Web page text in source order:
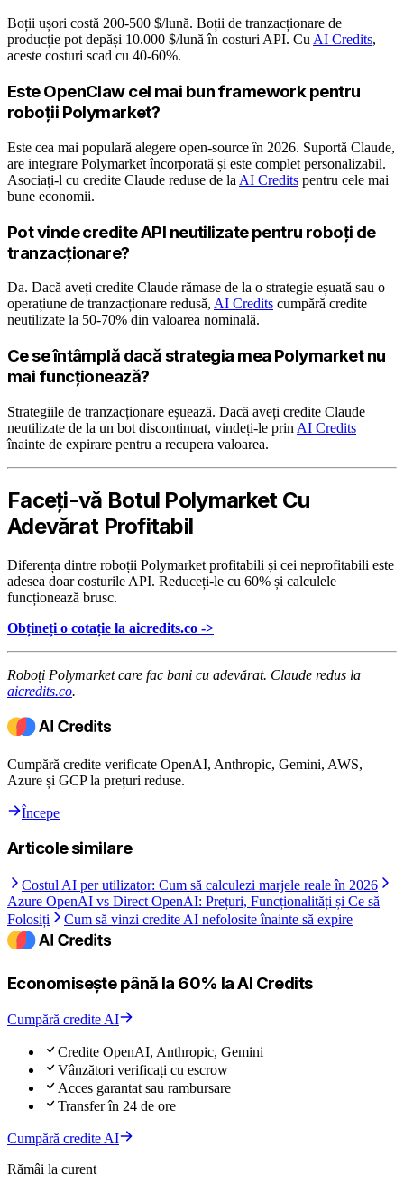
Boții ușori costă 200-500 $/lună. Boții de tranzacționare de
producție pot depăși 10.000 $/lună în costuri API. CuAI Credits,
aceste costuri scad cu 40-60%.
Este OpenClaw cel mai bun framework pentru
roboții Polymarket?
Este cea mai populară alegere open-source în 2026. Suportă Claude,
are integrare Polymarket încorporată și este complet personalizabil.
Asociați-l cu credite Claude reduse de la AI Credits pentru cele mai
bune economii.
Pot vinde credite API neutilizate pentru roboți de
tranzacționare?
Da. Dacă aveți credite Claude rămase de la o strategie eșuată sau o
operațiune de tranzacționare redusă, AI Credits cumpără credite
neutilizate la 50-70% din valoarea nominală.
Ce se întâmplă dacă strategia mea Polymarket nu
mai funcționează?
Strategiile de tranzacționare eșuează. Dacă aveți credite Claude
neutilizate de la un bot discontinuat, vindeți-le prin AI Credits
înainte de expirare pentru a recupera valoarea.
Faceți-vă Botul Polymarket Cu
Adevărat Profitabil
Diferența dintre roboții Polymarket profitabili și cei neprofitabili este
adesea doar costurile API. Reduceți-le cu 60% și calculele
funcționează brusc.
Obțineți o cotație la aicredits.co ->
Roboți Polymarket care fac bani cu adevărat. Claude redus la
aicredits.co.
Cumpără credite verificate OpenAI, Anthropic, Gemini, AWS,
Azure și GCP la prețuri reduse.
Începe
Articole similare
Costul AI per utilizator: Cum să calculezi marjele reale în 2026
Azure OpenAI vs Direct OpenAI: Prețuri, Funcționalități și Ce să
Folosiți
Cum să vinzi credite AI nefolosite înainte să expire
Economisește până la 60% la AI Credits
Cumpără credite AI
Credite OpenAI, Anthropic, Gemini
Vânzători verificați cu escrow
Acces garantat sau rambursare
Transfer în 24 de ore
Cumpără credite AI
Rămâi la curent